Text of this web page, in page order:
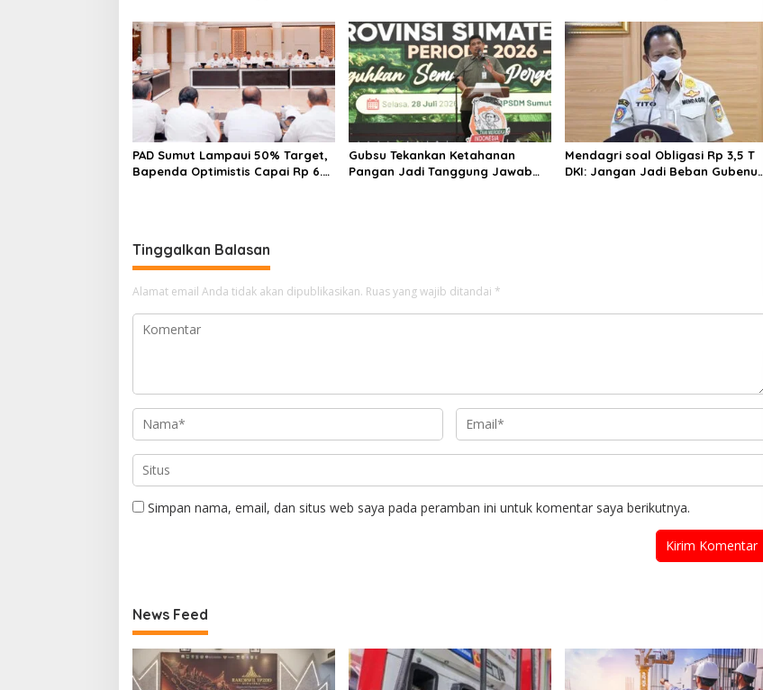
Digitalisasi Sistem Pembayaran
untuk Peningkatan PDRD di
Sumatera
PAD Sumut Lampaui 50% Target,
Bapenda Optimistis Capai Rp 6.9
Gubsu Tekankan Ketahanan
Pangan Jadi Tanggung Jawab
Mendagri soal Obligasi Rp 3,5 T
DKI: Jangan Jadi Beban Gubenur
Tinggalkan Balasan
Alamat email Anda tidak akan dipublikasikan. Ruas yang wajib ditandai *
Simpan nama, email, dan situs web saya pada peramban ini untuk komentar saya berikutnya.
News Feed